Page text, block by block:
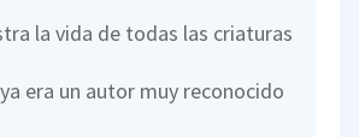
la vida de todas las criaturas
era un autor muy reconocido